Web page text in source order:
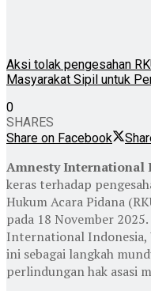
Aksi tolak pengesahan
Masyarakat Sipil untuk
0
SHARES
Share on Facebook
Amnesty International
keras terhadap
Hukum Acara Pidana
pada 18 November
International Indonesia,
ini sebagai langkah
perlindungan hak asasi